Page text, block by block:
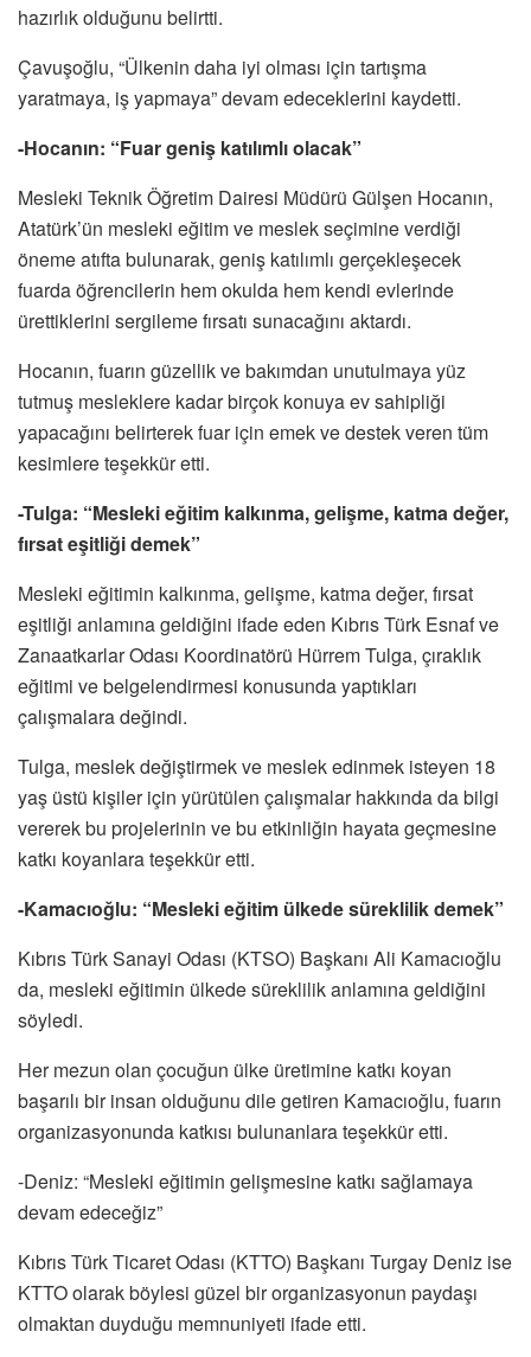
hazırlık olduğunu belirtti.
Çavuşoğlu, “Ülkenin daha iyi olması için tartışma
yaratmaya, iş yapmaya” devam edeceklerini kaydetti.
-Hocanın: “Fuar geniş katılımlı olacak”
Mesleki Teknik Öğretim Dairesi Müdürü Gülşen Hocanın,
Atatürk’ün mesleki eğitim ve meslek seçimine verdiği
öneme atıfta bulunarak, geniş katılımlı gerçekleşecek
fuarda öğrencilerin hem okulda hem kendi evlerinde
ürettiklerini sergileme fırsatı sunacağını aktardı.
Hocanın, fuarın güzellik ve bakımdan unutulmaya yüz
tutmuş mesleklere kadar birçok konuya ev sahipliği
yapacağını belirterek fuar için emek ve destek veren tüm
kesimlere teşekkür etti.
-Tulga: “Mesleki eğitim kalkınma, gelişme, katma değer,
fırsat eşitliği demek”
Mesleki eğitimin kalkınma, gelişme, katma değer, fırsat
eşitliği anlamına geldiğini ifade eden Kıbrıs Türk Esnaf ve
Zanaatkarlar Odası Koordinatörü Hürrem Tulga, çıraklık
eğitimi ve belgelendirmesi konusunda yaptıkları
çalışmalara değindi.
Tulga, meslek değiştirmek ve meslek edinmek isteyen 18
yaş üstü kişiler için yürütülen çalışmalar hakkında da bilgi
vererek bu projelerinin ve bu etkinliğin hayata geçmesine
katkı koyanlara teşekkür etti.
-Kamacıoğlu: “Mesleki eğitim ülkede süreklilik demek”
Kıbrıs Türk Sanayi Odası (KTSO) Başkanı Ali Kamacıoğlu
da, mesleki eğitimin ülkede süreklilik anlamına geldiğini
söyledi.
Her mezun olan çocuğun ülke üretimine katkı koyan
başarılı bir insan olduğunu dile getiren Kamacıoğlu, fuarın
organizasyonunda katkısı bulunanlara teşekkür etti.
-Deniz: “Mesleki eğitimin gelişmesine katkı sağlamaya
devam edeceğiz”
Kıbrıs Türk Ticaret Odası (KTTO) Başkanı Turgay Deniz ise
KTTO olarak böylesi güzel bir organizasyonun paydaşı
olmaktan duyduğu memnuniyeti ifade etti.